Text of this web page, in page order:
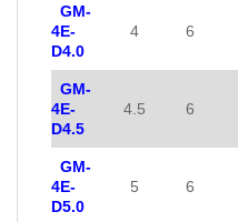
GM-
4E-
D4.0
4 6
GM-
4E-
D4.5
4.5 6
GM-
4E-
D5.0
5 6